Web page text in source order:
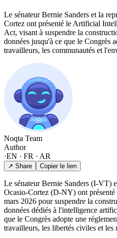
Le sénateur Bernie Sanders et la
Cortez ont présenté le Artificial
Act, visant à suspendre la
données jusqu'à ce que le Congrès
travailleurs, les communautés et
Noqta Team
Author
·EN · FR · AR
↗ Share Copier le lien
Le sénateur Bernie Sanders (I-VT)
Ocasio-Cortez (D-NY) ont
mars 2026 pour suspendre la
données dédiés à l'intelligence
que le Congrès adopte une
travailleurs, les libertés civiles et les